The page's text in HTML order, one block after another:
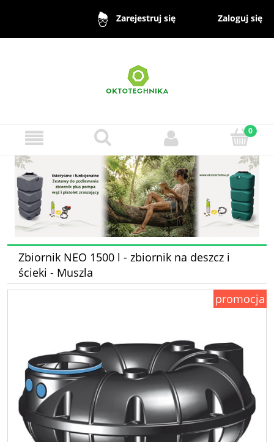
Zarejestruj się Zaloguj się
Zbiornik NEO 1500 l - zbiornik na deszcz i
ścieki - Muszla
promocja